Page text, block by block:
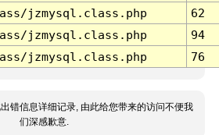
jzmysql.class.php
62
jzmysql.class.php
94
jzmysql.class.php 76
错信息详细记录, 由此给您带来的访问不便我
们深感歉意.